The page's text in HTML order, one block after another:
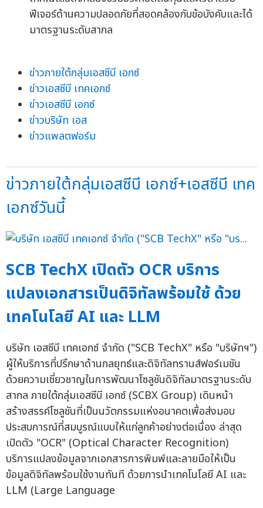
ฟีเจอร์ด้านความปลอดภัยที่สอดคล้องกับข้อบังคับและได้
มาตรฐานระดับสากล
ข่าวภายใต้กลุ่มเอสซีบี เอกซ์
ข่าวเอสซีบี เทคเอกซ์
ข่าวเอสซีบี เอกซ์
ข่าวบริษัท เอส
ข่าวแพลตฟอร์ม
ข่าวภายใต้กลุ่มเอสซีบี เอกซ์+เอสซีบี เทค
เอกซ์วันนี้
SCB TechX เปิดตัว OCR บริการ
แปลงเอกสารเป็นดิจิทัลพร้อมใช้ ด้วย
เทคโนโลยี AI และ LLM
บริษัท เอสซีบี เทคเอกซ์ จำกัด ("SCB TechX" หรือ "บริษัทฯ")
ผู้ให้บริการที่ปรึกษาด้านกลยุทธ์และดิจิทัลทรานส์ฟอร์เมชัน
ด้วยความเชี่ยวชาญในการพัฒนาโซลูชันดิจิทัลมาตรฐานระดับ
สากล ภายใต้กลุ่มเอสซีบี เอกซ์ (SCBX Group) เดินหน้า
สร้างสรรค์โซลูชันที่เป็นนวัตกรรมแห่งอนาคตเพื่อส่งมอบ
ประสบการณ์ที่สมบูรณ์แบบให้แก่ลูกค้าอย่างต่อเนื่อง ล่าสุด
เปิดตัว "OCR" (Optical Character Recognition)
บริการแปลงข้อมูลจากเอกสารการพิมพ์และลายมือให้เป็น
ข้อมูลดิจิทัลพร้อมใช้งานทันที ด้วยการนำเทคโนโลยี AI และ
LLM (Large Language